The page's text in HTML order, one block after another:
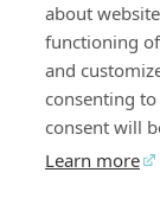
about
functioning
and
consenting
consent will
Learn more